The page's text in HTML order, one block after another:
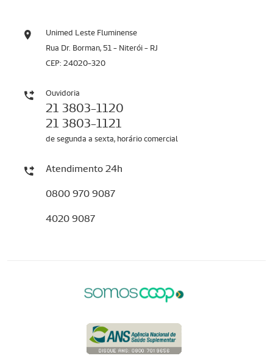
Unimed Leste Fluminense
Rua Dr. Borman, 51 - Niterói - RJ
CEP: 24020-320
Ouvidoria
21 3803-1120
21 3803-1121
de segunda a sexta, horário comercial
Atendimento 24h
0800 970 9087
4020 9087